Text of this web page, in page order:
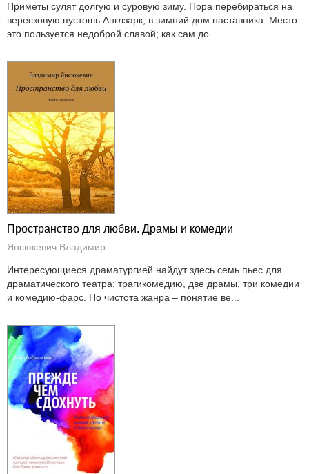
Приметы сулят долгую и суровую зиму. Пора перебираться на
вересковую пустошь Англзарк, в зимний дом наставника. Место
это пользуется недоброй славой; как сам до...
Пространство для любви. Драмы и комедии
Янсюкевич Владимир
Интересующиеся драматургией найдут здесь семь пьес для
драматического театра: трагикомедию, две драмы, три комедии
и комедию-фарс. Но чистота жанра – понятие ве...